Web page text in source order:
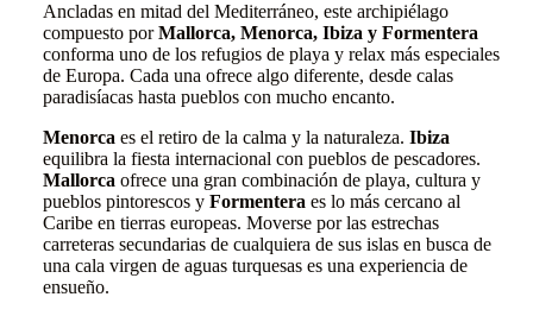
Ancladas en mitad del Mediterráneo, este archipiélago
compuesto porMallorca, Menorca, Ibiza y Formentera
conforma uno de los refugios de playa y relax más especiales
de Europa. Cada una ofrece algo diferente, desde calas
paradisíacas hasta pueblos con mucho encanto.
Menorca es el retiro de la calma y la naturaleza. Ibiza
equilibra la fiesta internacional con pueblos de pescadores.
Mallorca ofrece una gran combinación de playa, cultura y
pueblos pintorescos y Formentera es lo más cercano al
Caribe en tierras europeas. Moverse por las estrechas
carreteras secundarias de cualquiera de sus islas en busca de
una cala virgen de aguas turquesas es una experiencia de
ensueño.